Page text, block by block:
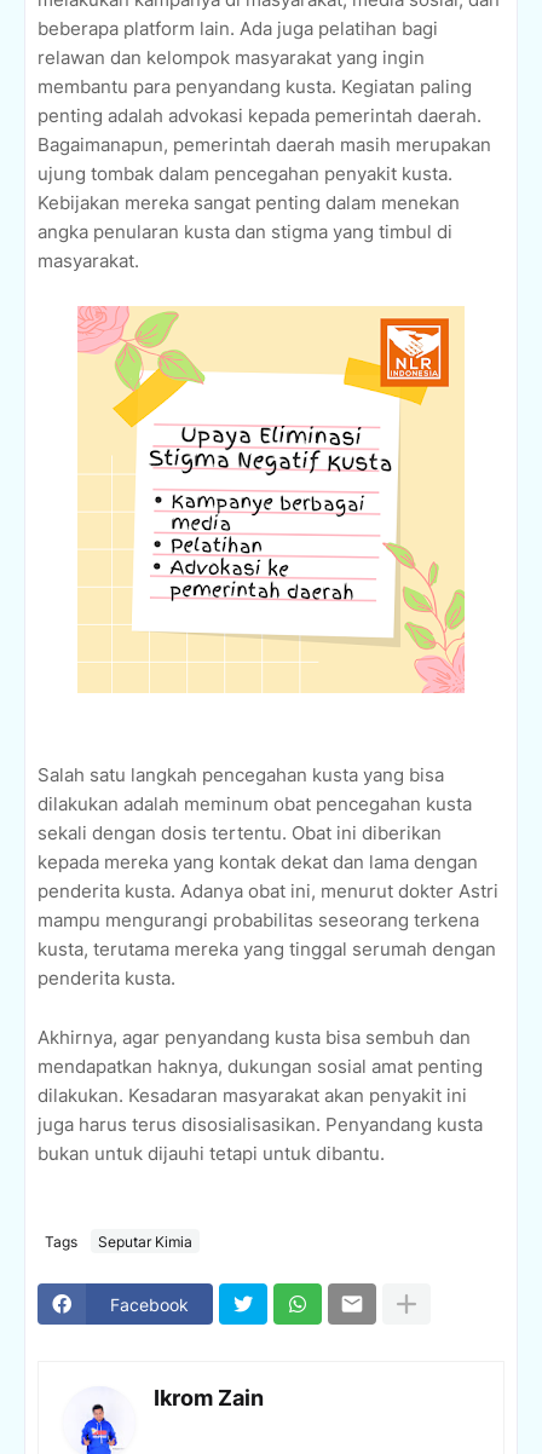
beberapa platform lain. Ada juga pelatihan bagi
relawan dan kelompok masyarakat yang ingin
membantu para penyandang kusta. Kegiatan paling
penting adalah advokasi kepada pemerintah daerah.
Bagaimanapun, pemerintah daerah masih merupakan
ujung tombak dalam pencegahan penyakit kusta.
Kebijakan mereka sangat penting dalam menekan
angka penularan kusta dan stigma yang timbul di
masyarakat.
Salah satu langkah pencegahan kusta yang bisa
dilakukan adalah meminum obat pencegahan kusta
sekali dengan dosis tertentu. Obat ini diberikan
kepada mereka yang kontak dekat dan lama dengan
penderita kusta. Adanya obat ini, menurut dokter Astri
mampu mengurangi probabilitas seseorang terkena
kusta, terutama mereka yang tinggal serumah dengan
penderita kusta.
Akhirnya, agar penyandang kusta bisa sembuh dan
mendapatkan haknya, dukungan sosial amat penting
dilakukan. Kesadaran masyarakat akan penyakit ini
juga harus terus disosialisasikan. Penyandang kusta
bukan untuk dijauhi tetapi untuk dibantu.
Tags Seputar Kimia
Facebook
Ikrom Zain